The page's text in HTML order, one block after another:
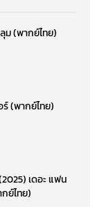
ม (พากย์ไทย)
ร์ (พากย์ไทย)
เดอะ แฟน
ย์ไทย)